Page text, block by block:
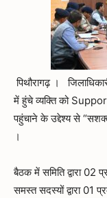
पिथौरागढ़ ।
में हुंचे व्यक्ति को
पहुंचाने के उद्देश्य से
।
बैठक में समिति द्वारा 02
समस्त सदस्यों द्वारा 01